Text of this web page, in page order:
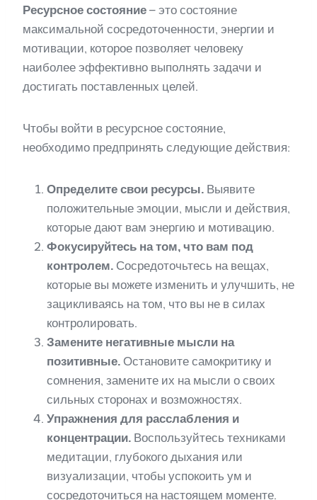
Ресурсное состояние – это состояние
максимальной сосредоточенности, энергии и
мотивации, которое позволяет человеку
наиболее эффективно выполнять задачи и
достигать поставленных целей.
Чтобы войти в ресурсное состояние,
необходимо предпринять следующие действия:
Определите свои ресурсы. Выявите
положительные эмоции, мысли и действия,
которые дают вам энергию и мотивацию.
Фокусируйтесь на том, что вам под
контролем. Сосредоточьтесь на вещах,
которые вы можете изменить и улучшить, не
зацикливаясь на том, что вы не в силах
контролировать.
Замените негативные мысли на
позитивные. Остановите самокритику и
сомнения, замените их на мысли о своих
сильных сторонах и возможностях.
Упражнения для расслабления и
концентрации. Воспользуйтесь техниками
медитации, глубокого дыхания или
визуализации, чтобы успокоить ум и
сосредоточиться на настоящем моменте.